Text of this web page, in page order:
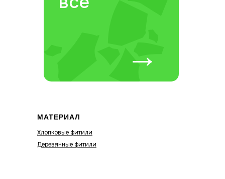
→
МАТЕРИАЛ
Хлопковые фитили
Деревянные фитили